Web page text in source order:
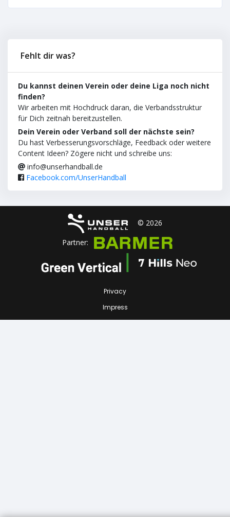
Fehlt dir was?
Du kannst deinen Verein oder deine Liga noch nicht
finden?
Wir arbeiten mit Hochdruck daran, die Verbandsstruktur
für Dich zeitnah bereitzustellen.
Dein Verein oder Verband soll der nächste sein?
Du hast Verbesserungsvorschläge, Feedback oder weitere
Content Ideen? Zögere nicht und schreibe uns:
info@unserhandball.de
Facebook.com/UnserHandball
© 2026
Partner:
Privacy
Impress